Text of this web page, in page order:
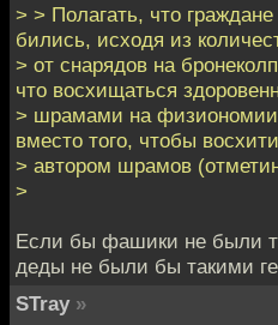
> > Полагать, что
бились, исходя из
> от снарядов на
что восхищаться
> шрамами на физиономии
вместо того, чтобы
> автором шрамов
>
Если бы фашики не были
деды не были бы такими
STray »